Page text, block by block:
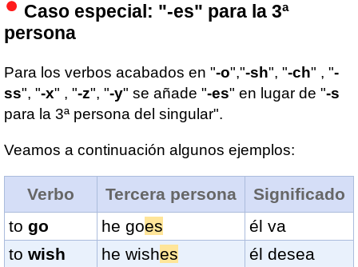
Caso especial: "-es" para la 3ª
persona
Para los verbos acabados en "-o","-sh", "-ch" , "-
ss", "-x" , "-z", "-y" se añade "-es" en lugar de "-s
para la 3ª persona del singular".
Veamos a continuación algunos ejemplos:
Verbo Tercera persona
Significado
to go he goes
él va
to wish he wishes
él desea